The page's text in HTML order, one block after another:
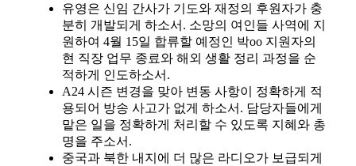
유영은 신임 간사가 기도와 재정의 후원자가 충
분히 개발되게 하소서. 소망의 여인들 사역에 지
원하여 4월 15일 합류할 예정인 박oo 지원자의
현 직장 업무 종료와 해외 생활 정리 과정을 순
적하게 인도하소서.
A24 시즌 변경을 맞아 변동 사항이 정확하게 적
용되어 방송 사고가 없게 하소서. 담당자들에게
맡은 일을 정확하게 처리할 수 있도록 지혜와 총
명을 주소서.
중국과 북한 내지에 더 많은 라디오가 보급되게